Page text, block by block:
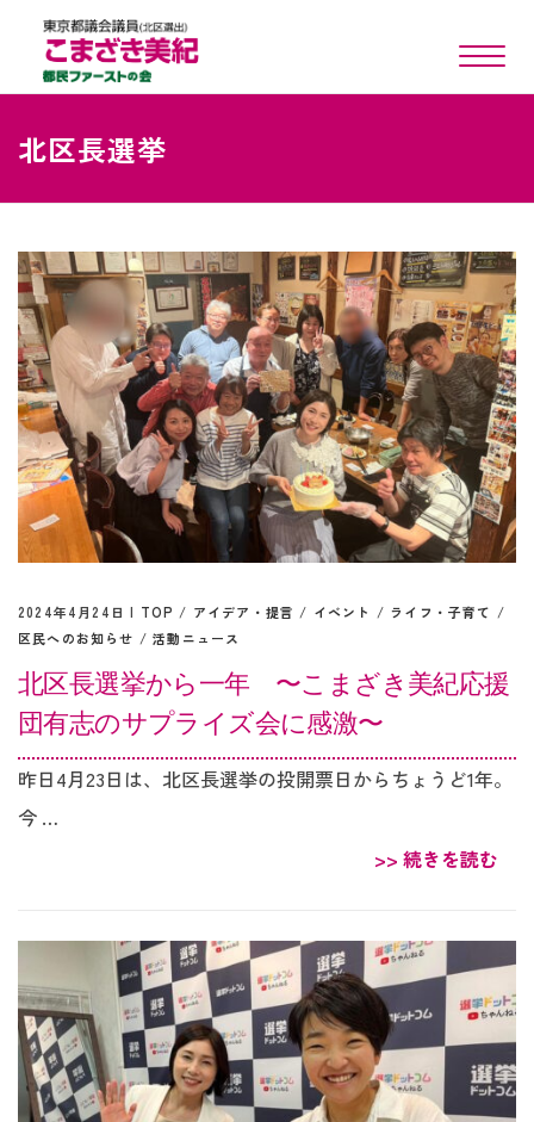
toggle
北区長選挙
2024年4月24日 | TOP / アイデア・提言 / イベント / ライフ・子育て /
区民へのお知らせ /活動ニュース
北区長選挙から一年 〜こまざき美紀応援
団有志のサプライズ会に感激〜
昨日4月23日は、北区長選挙の投開票日からちょうど1年。
今 …
>> 続きを読む